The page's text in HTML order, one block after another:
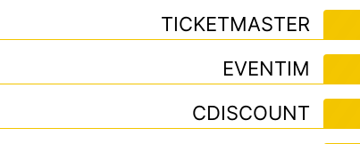
TICKETMASTER
EVENTIM
CDISCOUNT